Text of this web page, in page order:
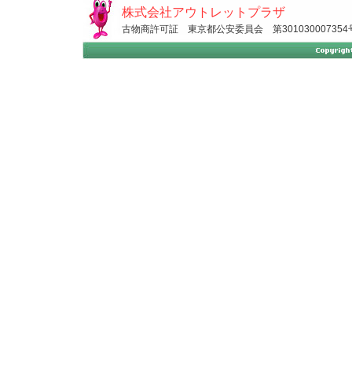
株式会社アウトレットプラザ
古物商許可証 東京都公安委員会 第301030007354